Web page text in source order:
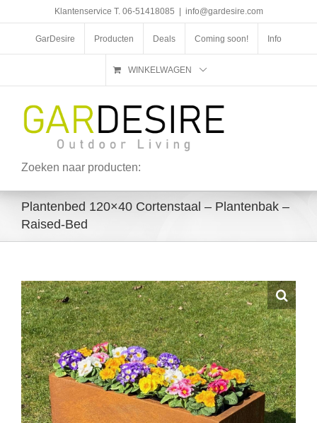
Klantenservice T. 06-51418085 info@gardesire.com
GarDesire Producten Deals Coming soon! Info
WINKELWAGEN
Zoeken naar producten:
Plantenbed 120×40 Cortenstaal – Plantenbak –
Raised-Bed